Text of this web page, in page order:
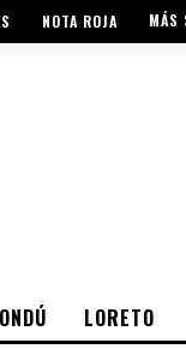
NOTA ROJA MÁS
LORETO